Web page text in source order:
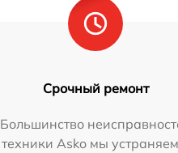
Срочный ремонт
Большинство
техники Asko мы